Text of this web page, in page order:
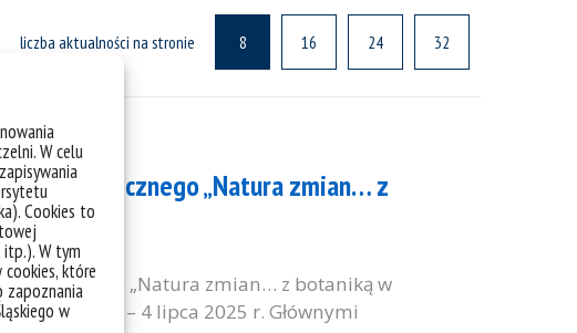
W celu
Cookies to
W tym
które
zapoznania
w
liczba aktualności na stronie 8 16 24 32
Botanicznego „Natura zmian… z
Botanicznego „Natura zmian… z botaniką w
29 czerwca – 4 lipca 2025 r. Głównymi